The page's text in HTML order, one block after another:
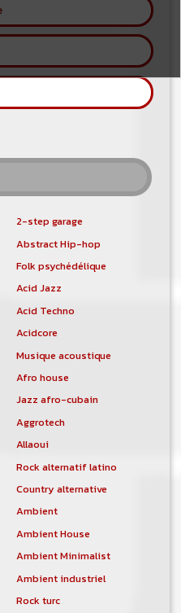
2-step garage
Abstract Hip-hop
Folk psychédélique
Acid Jazz
Acid Techno
Acidcore
Musique acoustique
Afro house
Jazz afro-cubain
Aggrotech
Allaoui
Rock alternatif latino
Country alternative
Ambient
Ambient House
Ambient Minimalist
Ambient industriel
Rock turc